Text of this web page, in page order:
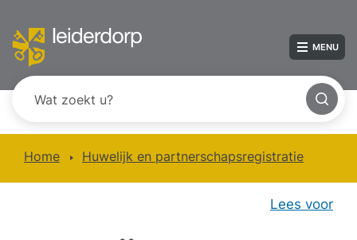
MENU
Home Huwelijk en partnerschapsregistratie
Lees voor